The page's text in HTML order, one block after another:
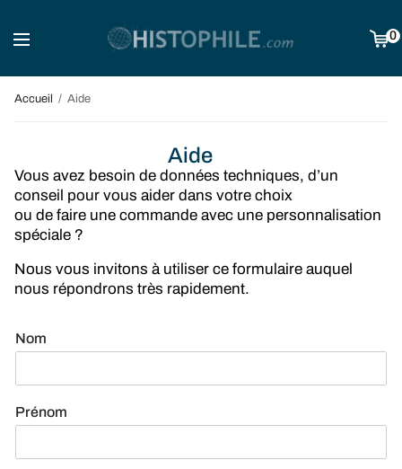
0
Accueil Aide
Aide
Vous avez besoin de données techniques, d’un
conseil pour vous aider dans votre choix
ou de faire une commande avec une personnalisation
spéciale ?
Nous vous invitons à utiliser ce formulaire auquel
nous répondrons très rapidement.
Nom
Prénom